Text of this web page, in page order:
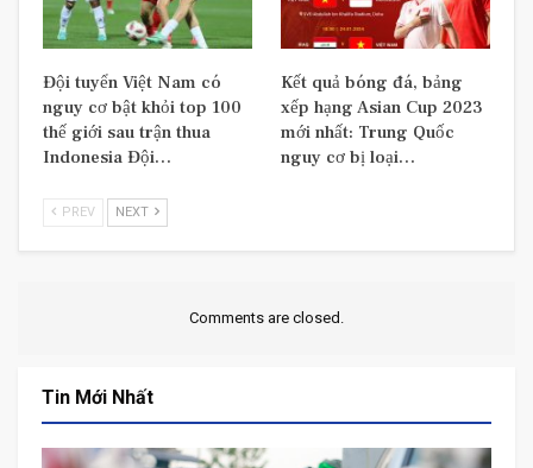
Đội tuyển Việt Nam có
nguy cơ bật khỏi top 100
thế giới sau trận thua
Indonesia Đội…
Kết quả bóng đá, bảng
xếp hạng Asian Cup 2023
mới nhất: Trung Quốc
nguy cơ bị loại…
PREV NEXT
Comments are closed.
Tin Mới Nhất